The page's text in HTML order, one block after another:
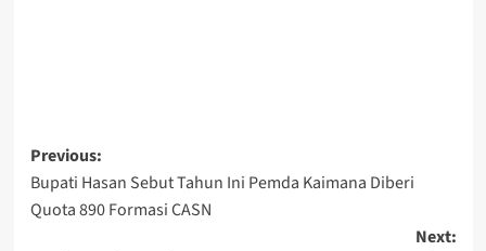
Post
navigation
Previous:
Bupati Hasan Sebut Tahun Ini Pemda Kaimana Diberi
Quota 890 Formasi CASN
Next: